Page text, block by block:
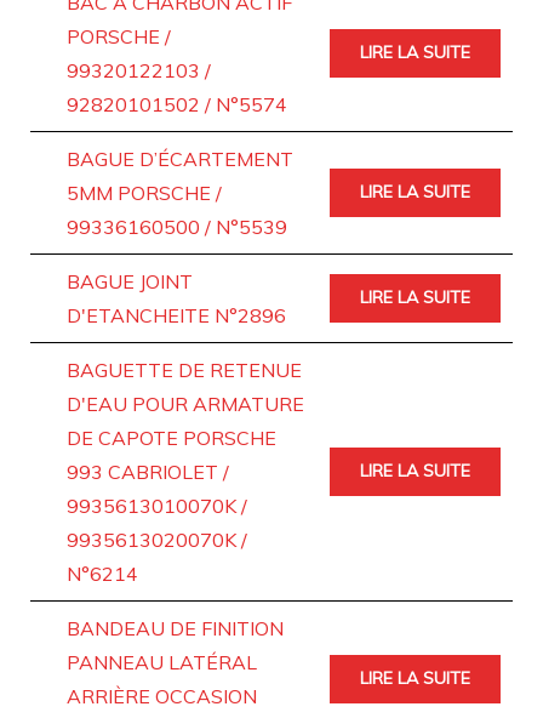
PORSCHE /
99320122103 /
92820101502 / N°5574
LIRE LA SUITE
BAGUE D’ÉCARTEMENT
5MM PORSCHE /
99336160500 / N°5539
LIRE LA SUITE
BAGUE JOINT
D'ETANCHEITE N°2896
LIRE LA SUITE
BAGUETTE DE RETENUE
D'EAU POUR ARMATURE
DE CAPOTE PORSCHE
993 CABRIOLET /
9935613010070K /
9935613020070K /
N°6214
LIRE LA SUITE
BANDEAU DE FINITION
PANNEAU LATÉRAL
ARRIÈRE OCCASION
LIRE LA SUITE